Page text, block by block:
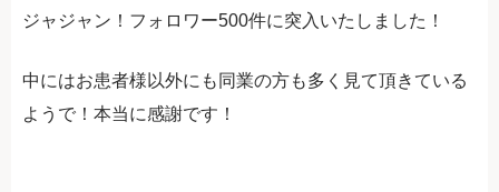
ジャジャン！フォロワー500件に突入いたしました！
中にはお患者様以外にも同業の方も多く見て頂きている
ようで！本当に感謝です！